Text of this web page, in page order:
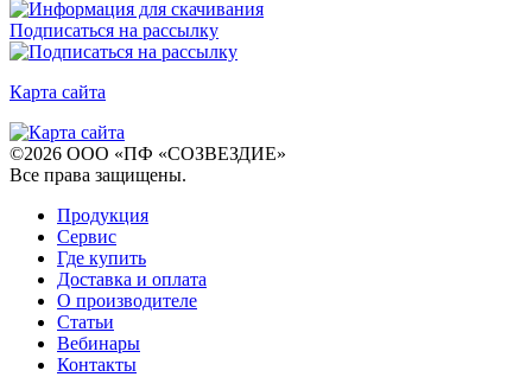
Подписаться на рассылку
Карта сайта
©2026 ООО «ПФ «СОЗВЕЗДИЕ»
Все права защищены.
Продукция
Сервис
Где купить
Доставка и оплата
О производителе
Статьи
Вебинары
Контакты